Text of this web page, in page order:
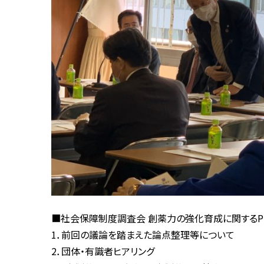
■社会保障制度調査会 創薬力の強化育成に関する
1．前回の議論を踏まえた論点整理等について
2．団体・有識者ヒアリング